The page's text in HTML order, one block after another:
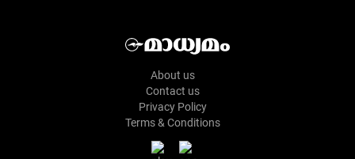
About us
Contact us
Privacy Policy
Terms & Conditions